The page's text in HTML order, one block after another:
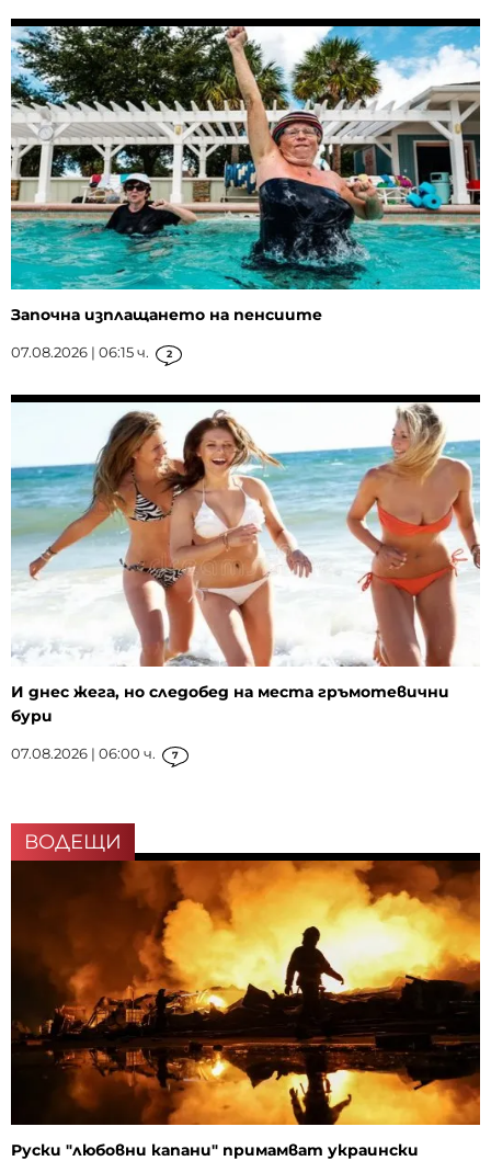
Започна изплащането на пенсиите
07.08.2026 | 06:15 ч. 2
И днес жега, но следобед на места гръмотевични
бури
07.08.2026 | 06:00 ч. 7
ВОДЕЩИ
Руски "любовни капани" примамват украински